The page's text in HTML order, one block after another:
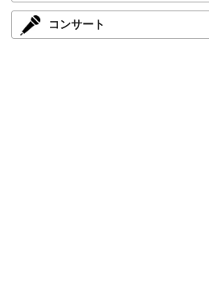
コンサート